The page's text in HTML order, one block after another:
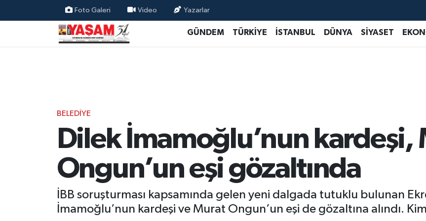
Foto Galeri Video Yazarlar
GÜNDEM TÜRKİYE İSTANBUL DÜNYA SİYASET
BELEDİYE
Dilek İmamoğlu’nun kardeşi,
Ongun’un eşi gözaltında
İBB soruşturması kapsamında gelen yeni dalgada tutuklu bulunan
İmamoğlu’nun kardeşi ve Murat Ongun’un eşi de gözaltına alındı.